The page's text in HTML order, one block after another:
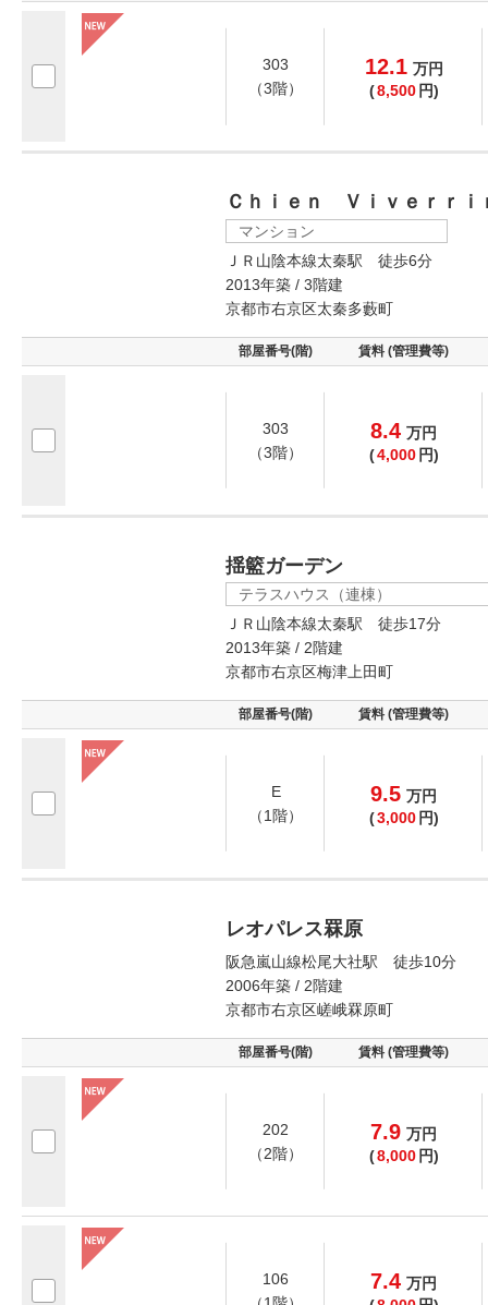
303
（3階）
12.1 万円
(8,500 円)
Ｃｈｉｅｎ Ｖｉｖｅｒｒｉ
マンション
ＪＲ山陰本線太秦駅 徒歩6分
2013年築 / 3階建
京都市右京区太秦多藪町
部屋番号(階) 賃料 (管理費等)
303
（3階）
8.4 万円
(4,000 円)
揺籃ガーデン
テラスハウス（連棟）
ＪＲ山陰本線太秦駅 徒歩17分
2013年築 / 2階建
京都市右京区梅津上田町
部屋番号(階) 賃料 (管理費等)
E
（1階）
9.5 万円
(3,000 円)
レオパレス罧原
阪急嵐山線松尾大社駅 徒歩10分
2006年築 / 2階建
京都市右京区嵯峨罧原町
部屋番号(階) 賃料 (管理費等)
202
（2階）
7.9 万円
(8,000 円)
106
7.4 万円